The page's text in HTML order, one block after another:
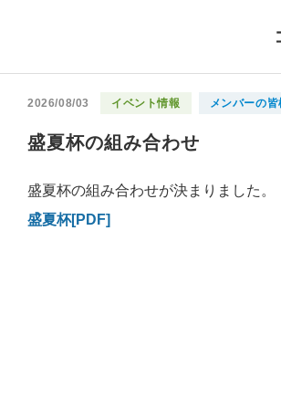
2026/08/03 イベント情報 メンバーの皆
盛夏杯の組み合わせ
盛夏杯の組み合わせが決まりました。
盛夏杯[PDF]